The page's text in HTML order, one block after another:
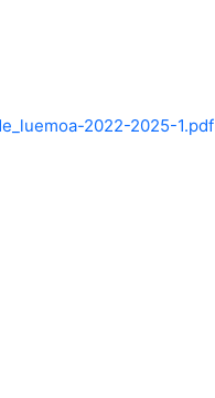
2022-2025-1.pdf